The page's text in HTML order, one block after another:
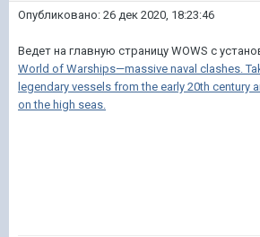
Опубликовано: 26 дек 2020, 18:23:46
Ведет на главную страницу WOWS c
World of Warships—massive naval clashes.
legendary vessels from the early 20th century
on the high seas.